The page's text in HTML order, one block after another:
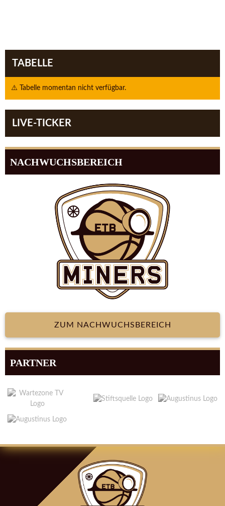
ARTIKEL-
NAVIGATION
TABELLE
⚠️ Tabelle momentan nicht verfügbar.
LIVE-TICKER
NACHWUCHSBEREICH
ZUM NACHWUCHSBEREICH
PARTNER